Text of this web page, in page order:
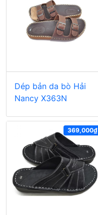
Dép bản da bò Hải
Nancy X363N
369,000₫